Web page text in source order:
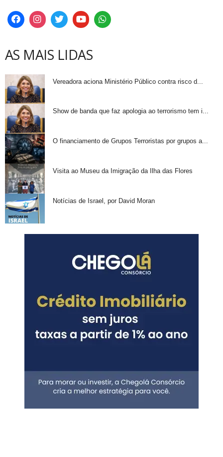
AS MAIS LIDAS
Vereadora aciona Ministério Público contra risco d...
Show de banda que faz apologia ao terrorismo tem i...
O financiamento de Grupos Terroristas por grupos a...
Visita ao Museu da Imigração da Ilha das Flores
Notícias de Israel, por David Moran